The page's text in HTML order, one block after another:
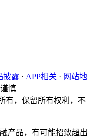
披露 · APP相关 · 网站地
慎
有，保留所有权利，不
产品，有可能招致超出